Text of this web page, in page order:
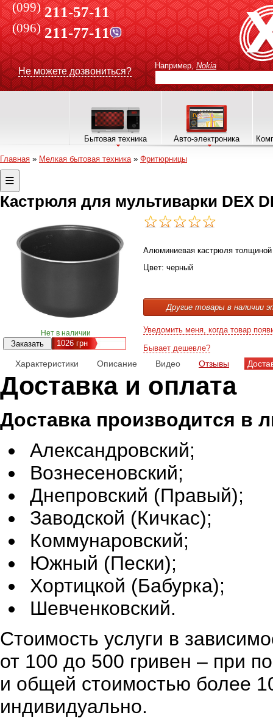
(099) 211-57-11
(096)211-77-11
Не можете дозвониться?
Например, Nokia
Бытовая техника Авто-электроника
Главная » Мелкая бытовая техника» Фритюрницы
Кастрюля для мультиварки DEX
Нет в наличии
1026 грн
Алюминиевая кастрюля
Цвет: черный
Другие товары в наличии
Уведомить меня, когда товар
Бывает дешевле?
Характеристики Описание Видео Отзывы
Доставка и оплата
Доставка производится в
Александровский;
Вознесеновский;
Днепровский (Правый);
Заводской (Кичкас);
Коммунаровский;
Южный (Пески);
Хортицкой (Бабурка);
Шевченковский.
Стоимость услуги в
от 100 до 500 гривен – при
и общей стоимостью более
индивидуально.